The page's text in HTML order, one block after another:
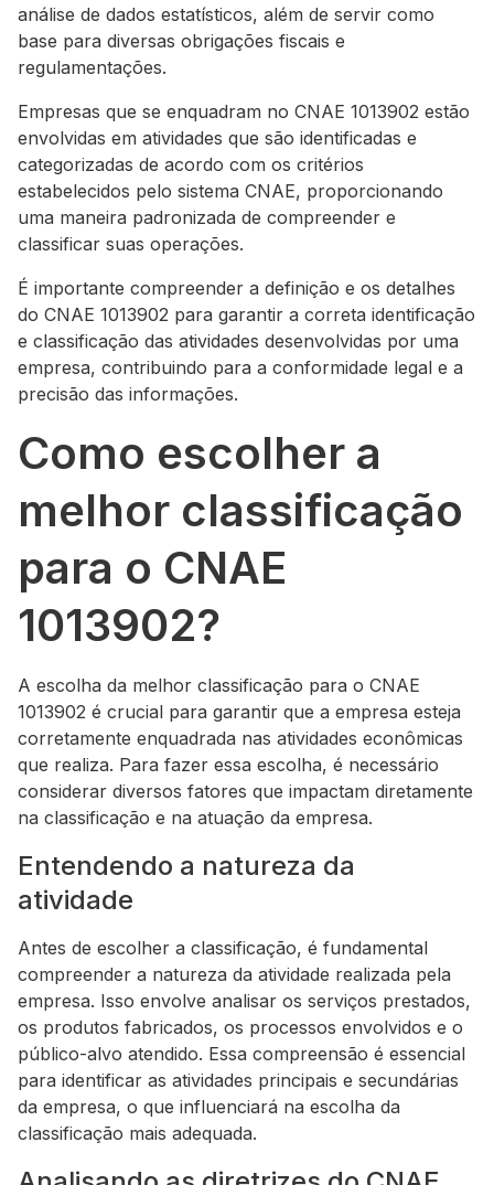
análise de dados estatísticos, além de servir como
base para diversas obrigações fiscais e
regulamentações.
Empresas que se enquadram no CNAE 1013902 estão
envolvidas em atividades que são identificadas e
categorizadas de acordo com os critérios
estabelecidos pelo sistema CNAE, proporcionando
uma maneira padronizada de compreender e
classificar suas operações.
É importante compreender a definição e os detalhes
do CNAE 1013902 para garantir a correta identificação
e classificação das atividades desenvolvidas por uma
empresa, contribuindo para a conformidade legal e a
precisão das informações.
Como escolher a
melhor classificação
para o CNAE
1013902?
A escolha da melhor classificação para o CNAE
1013902 é crucial para garantir que a empresa esteja
corretamente enquadrada nas atividades econômicas
que realiza. Para fazer essa escolha, é necessário
considerar diversos fatores que impactam diretamente
na classificação e na atuação da empresa.
Entendendo a natureza da
atividade
Antes de escolher a classificação, é fundamental
compreender a natureza da atividade realizada pela
empresa. Isso envolve analisar os serviços prestados,
os produtos fabricados, os processos envolvidos e o
público-alvo atendido. Essa compreensão é essencial
para identificar as atividades principais e secundárias
da empresa, o que influenciará na escolha da
classificação mais adequada.